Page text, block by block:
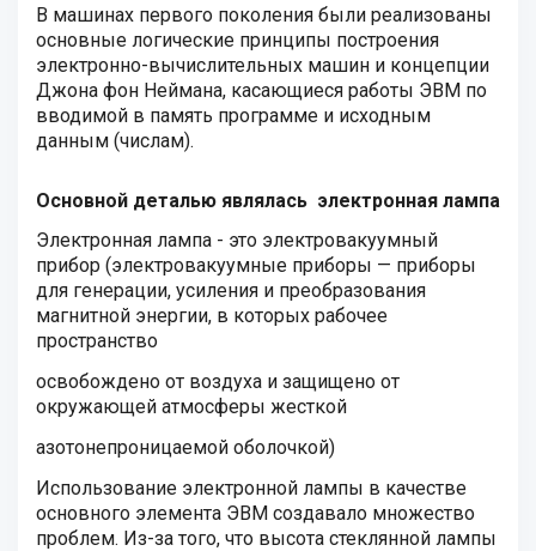
В машинах первого поколения были реализованы
основные логические принципы построения
электронно-вычислительных машин и концепции
Джона фон Неймана, касающиеся работы ЭВМ по
вводимой в память программе и исходным
данным (числам).
Основной деталью являлась электронная лампа
Электронная лампа - это электровакуумный
прибор (электровакуумные приборы — приборы
для генерации, усиления и преобразования
магнитной энергии, в которых рабочее
пространство
освобождено от воздуха и защищено от
окружающей атмосферы жесткой
азотонепроницаемой оболочкой)
Использование электронной лампы в качестве
основного элемента ЭВМ создавало множество
проблем. Из-за того, что высота стеклянной лампы